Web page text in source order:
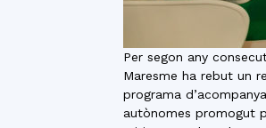
Per segon any
Maresme ha rebut un
programa
autònomes promogut